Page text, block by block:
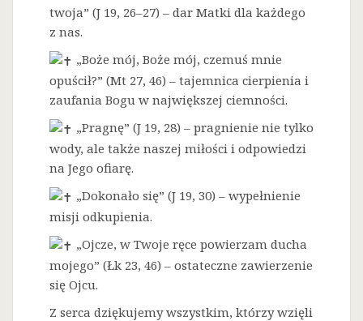
twoja” (J 19, 26–27) – dar Matki dla każdego
z nas.
„Boże mój, Boże mój, czemuś mnie
opuścił?” (Mt 27, 46) – tajemnica cierpienia i
zaufania Bogu w największej ciemności.
„Pragnę” (J 19, 28) – pragnienie nie tylko
wody, ale także naszej miłości i odpowiedzi
na Jego ofiarę.
„Dokonało się” (J 19, 30) – wypełnienie
misji odkupienia.
„Ojcze, w Twoje ręce powierzam ducha
mojego” (Łk 23, 46) – ostateczne zawierzenie
się Ojcu.
Z serca dziękujemy wszystkim, którzy wzięli